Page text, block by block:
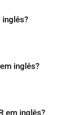
inglês?
inglês?
em inglês?